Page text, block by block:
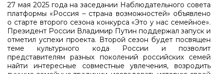
27 мая 2025 года на заседании Наблюдательного совета
платформы «Россия – страна возможностей» объявлено
о старте второго сезона конкурса «Это у нас семейное».
Президент России Владимир Путин поддержал запуск и
отметил успехи проекта. Второй сезон будет посвящен
теме культурного кода России и позволит
представителям разных поколений российских семей
найти интересные совместные увлечения, возродить